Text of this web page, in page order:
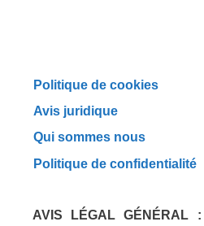
Politique de cookies
Avis juridique
Qui sommes nous
Politique de confidentialité
AVIS LÉGAL GÉNÉRAL :